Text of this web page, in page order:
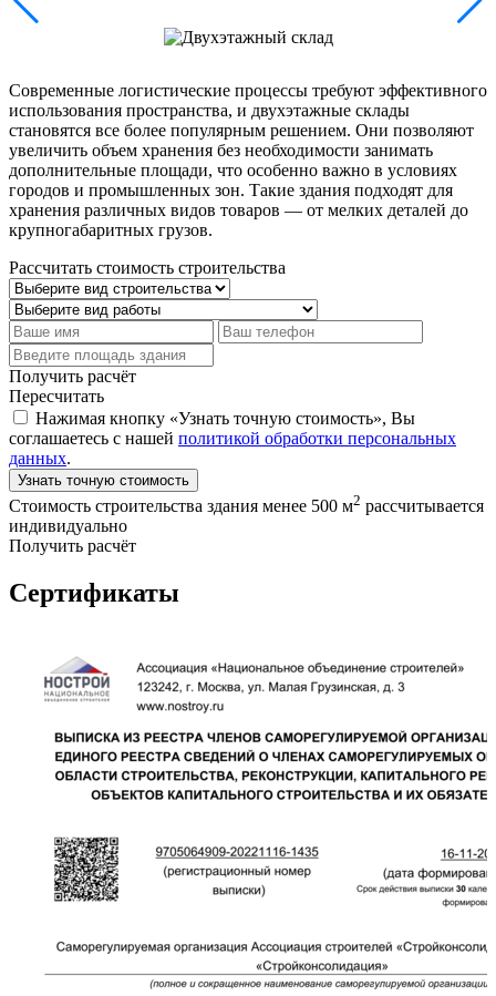
Современные логистические процессы требуют эффективного
использования пространства, и двухэтажные склады
становятся все более популярным решением. Они позволяют
увеличить объем хранения без необходимости занимать
дополнительные площади, что особенно важно в условиях
городов и промышленных зон. Такие здания подходят для
хранения различных видов товаров — от мелких деталей до
крупногабаритных грузов.
Рассчитать стоимость строительства
Получить расчёт
Пересчитать
Нажимая кнопку «Узнать точную стоимость», Вы
соглашаетесь с нашей политикой обработки персональных
данных.
Узнать точную стоимость
Стоимость строительства здания менее 500 м2 рассчитывается
индивидуально
Получить расчёт
Сертификаты